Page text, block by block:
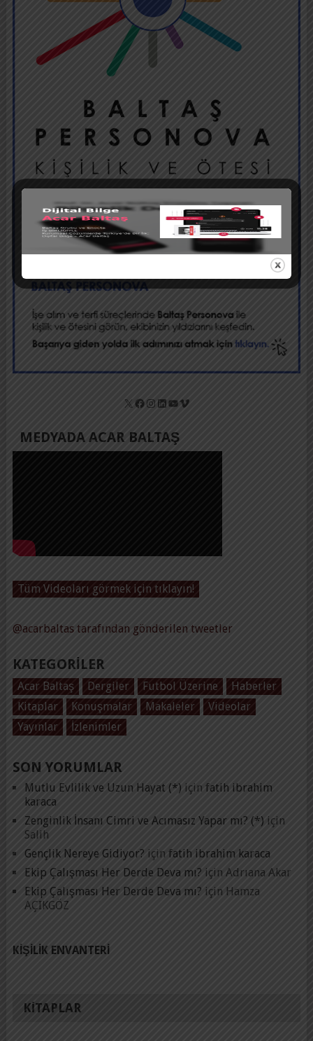
X Facebook
Instagram
LinkedIn
YouTube
Vimeo
MEDYADA ACAR BALTAŞ
Tüm Videoları görmek için tıklayın!
@acarbaltas tarafından gönderilen tweetler
KATEGORILER
Acar Baltaş Dergiler Futbol Üzerine
Haberler
Kitaplar
Konuşmalar Makaleler
Videolar
Yayınlar
İzlenimler
SON YORUMLAR
Mutlu Evlilik ve Uzun Hayat (*) için fatih ibrahim
karaca
Zenginlik İnsanı Cimri ve Acımasız Yapar mı? (*) için
Salih
Gençlik Nereye Gidiyor? için fatih ibrahim karaca
Ekip Çalışması Her Derde Deva mı? için Adrıana Akar
Ekip Çalışması Her Derde Deva mı? için Hamza
AÇIKGÖZ
KIŞILIK ENVANTERI
KITAPLAR